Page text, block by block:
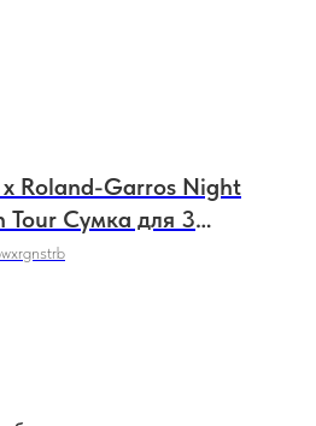
Roland-Garros Night
Tour Сумка для 3
- Тёмно-синий